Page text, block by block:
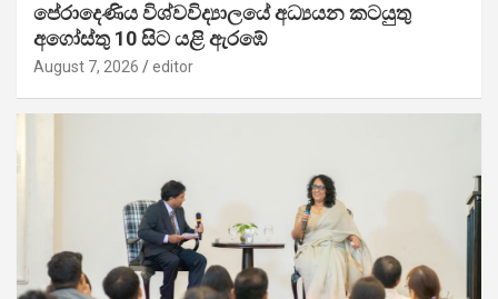
පේරාදෙණිය විශ්වවිද්‍යාලයේ අධ්‍යයන කටයුතු
අගෝස්තු 10 සිට යළි ඇරඹේ
August 7, 2026 editor